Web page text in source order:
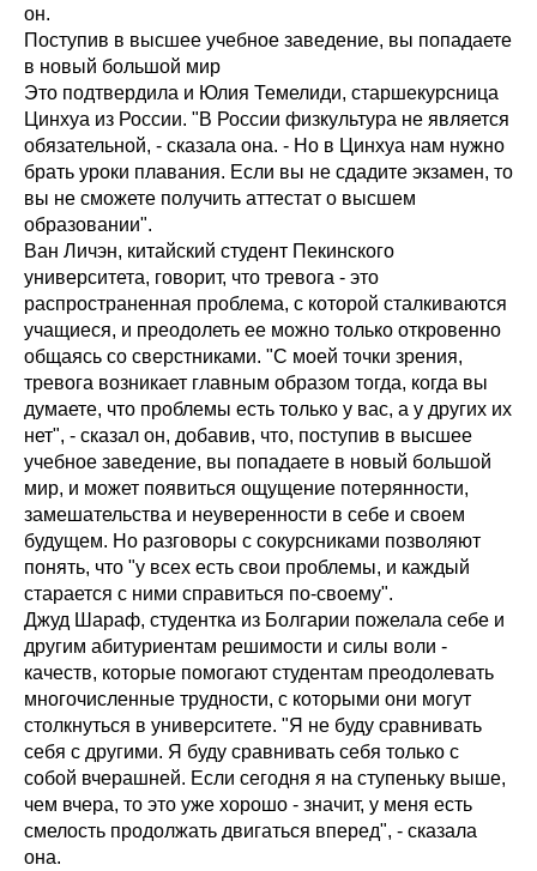
он.
Поступив в высшее учебное заведение, вы попадаете
в новый большой мир
Это подтвердила и Юлия Темелиди, старшекурсница
Цинхуа из России. "В России физкультура не является
обязательной, - сказала она. - Но в Цинхуа нам нужно
брать уроки плавания. Если вы не сдадите экзамен, то
вы не сможете получить аттестат о высшем
образовании".
Ван Личэн, китайский студент Пекинского
университета, говорит, что тревога - это
распространенная проблема, с которой сталкиваются
учащиеся, и преодолеть ее можно только откровенно
общаясь со сверстниками. "С моей точки зрения,
тревога возникает главным образом тогда, когда вы
думаете, что проблемы есть только у вас, а у других их
нет", - сказал он, добавив, что, поступив в высшее
учебное заведение, вы попадаете в новый большой
мир, и может появиться ощущение потерянности,
замешательства и неуверенности в себе и своем
будущем. Но разговоры с сокурсниками позволяют
понять, что "у всех есть свои проблемы, и каждый
старается с ними справиться по-своему".
Джуд Шараф, студентка из Болгарии пожелала себе и
другим абитуриентам решимости и силы воли -
качеств, которые помогают студентам преодолевать
многочисленные трудности, с которыми они могут
столкнуться в университете. "Я не буду сравнивать
себя с другими. Я буду сравнивать себя только с
собой вчерашней. Если сегодня я на ступеньку выше,
чем вчера, то это уже хорошо - значит, у меня есть
смелость продолжать двигаться вперед", - сказала
она.